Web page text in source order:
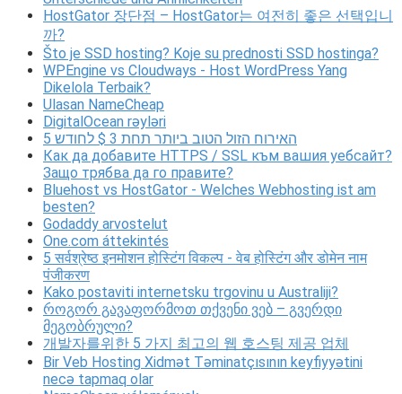
HostGator 장단점 – HostGator는 여전히 좋은 선택입니
까?
Što je SSD hosting? Koje su prednosti SSD hostinga?
WPEngine vs Cloudways - Host WordPress Yang
Dikelola Terbaik?
Ulasan NameCheap
DigitalOcean rəyləri
5 האירוח הזול הטוב ביותר תחת 3 $ לחודש
Как да добавите HTTPS / SSL към вашия уебсайт?
Защо трябва да го правите?
Bluehost vs HostGator - Welches Webhosting ist am
besten?
Godaddy arvostelut
One.com áttekintés
5 सर्वश्रेष्ठ इनमोशन होस्टिंग विकल्प - वेब होस्टिंग और डोमेन नाम
पंजीकरण
Kako postaviti internetsku trgovinu u Australiji?
როგორ გავაფორმოთ თქვენი ვებ – გვერდი
მეგობრული?
개발자를위한 5 가지 최고의 웹 호스팅 제공 업체
Bir Veb Hosting Xidmət Təminatçısının keyfiyyətini
necə tapmaq olar